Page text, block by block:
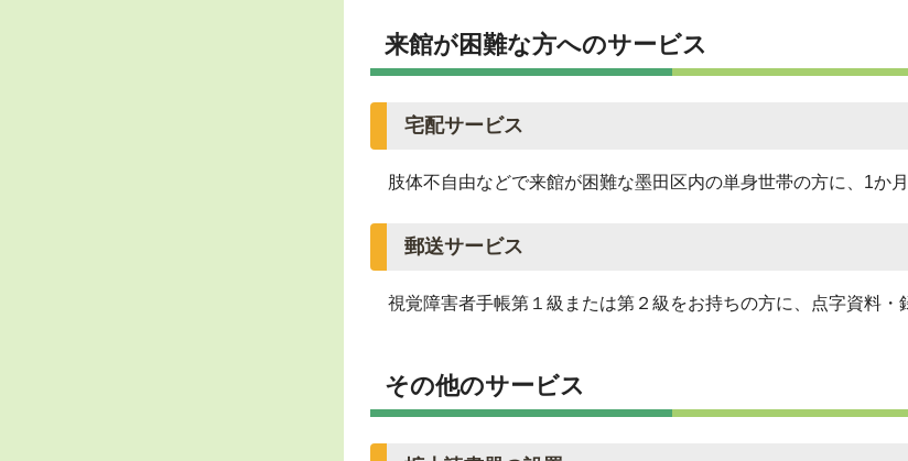
来館が困難な方へのサービス
宅配サービス
肢体不自由などで来館が困難な墨田区内の単身世帯の方に、1か
郵送サービス
視覚障害者手帳第１級または第２級をお持ちの方に、点字資料・
その他のサービス